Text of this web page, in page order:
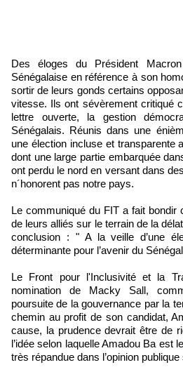
Des éloges du Président Macron chantant la démocratie
Sénégalaise en référence à son
sortir de leurs gonds certains
vitesse. Ils ont sévèrement critiqué
lettre ouverte, la gestion
Sénégalais. Réunis dans une
une élection incluse et transparente
dont une large partie embarquée
ont perdu le nord en versant dans
n´honorent pas notre pays.
Le communiqué du FIT a fait bondir
de leurs alliés sur le terrain de la
conclusion : " A la veille d’une
déterminante pour l’avenir du
Le Front pour l'Inclusivité et la
nomination de Macky Sall,
poursuite de la gouvernance par la
chemin au profit de son candidat,
cause, la prudence devrait être de
l’idée selon laquelle Amadou Ba est
très répandue dans l’opinion